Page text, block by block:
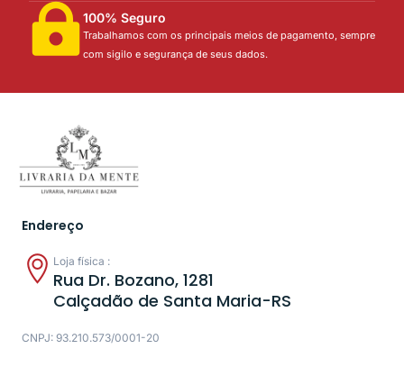
100% Seguro
Trabalhamos com os principais meios de pagamento, sempre
com sigilo e segurança de seus dados.
Endereço
Loja física :
Rua Dr. Bozano, 1281
Calçadão de Santa Maria-RS
CNPJ: 93.210.573/0001-20